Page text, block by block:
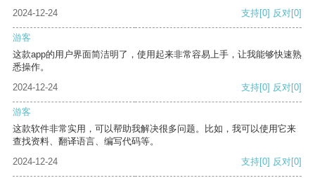
2024-12-24 支持[0] 反对[0]
游客
这款app的用户界面简洁明了，使用起来非常容易上手，让我能够快速熟
悉操作。
2024-12-24
支持[0] 反对[0]
游客
这款软件非常实用，可以帮助我解决很多问题。比如，我可以使用它来
查找资料、翻译语言、编写代码等。
2024-12-24
支持[0] 反对[0]